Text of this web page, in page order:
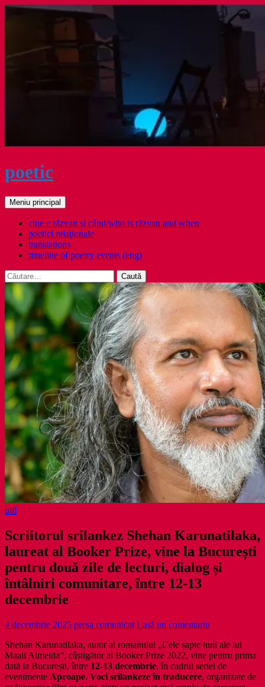
Sari
poetic
Caută
Meniu principal
cine e răzvan și când/who is răzvan and when
poetici relaţionale
translations
timeline of poetry events (eng)
Caută
după:
util
Scriitorul srilankez Shehan Karunatilaka,
laureat al Booker Prize, vine la București
pentru două zile de lecturi, dialog și
întâlniri comunitare, între 12-13
decembrie
4 decembrie 2025 presa comunicat Lasă un comentariu
Shehan Karunatilaka, autor al romanului „Cele șapte luni ale lui
Maali Almeida”, câștigător al Booker Prize 2022, vine pentru prima
dată la București, între 12-13 decembrie, în cadrul seriei de
evenimente Aproape. Voci srilankeze în traducere, organizate de